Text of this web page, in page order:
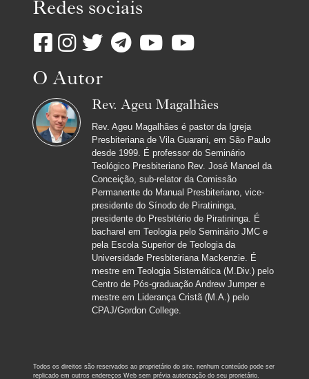
Redes sociais
O Autor
Rev. Ageu Magalhães
Rev. Ageu Magalhães é pastor da Igreja
Presbiteriana de Vila Guarani, em São Paulo
desde 1999. É professor do Seminário
Teológico Presbiteriano Rev. José Manoel da
Conceição, sub-relator da Comissão
Permanente do Manual Presbiteriano, vice-
presidente do Sínodo de Piratininga,
presidente do Presbitério de Piratininga. É
bacharel em Teologia pelo Seminário JMC e
pela Escola Superior de Teologia da
Universidade Presbiteriana Mackenzie. É
mestre em Teologia Sistemática (M.Div.) pelo
Centro de Pós-graduação Andrew Jumper e
mestre em Liderança Cristã (M.A.) pelo
CPAJ/Gordon College.
Todos os direitos são reservados ao proprietário do site, nenhum conteúdo pode ser
replicado em outros endereços Web sem prévia autorização do seu prorietário.